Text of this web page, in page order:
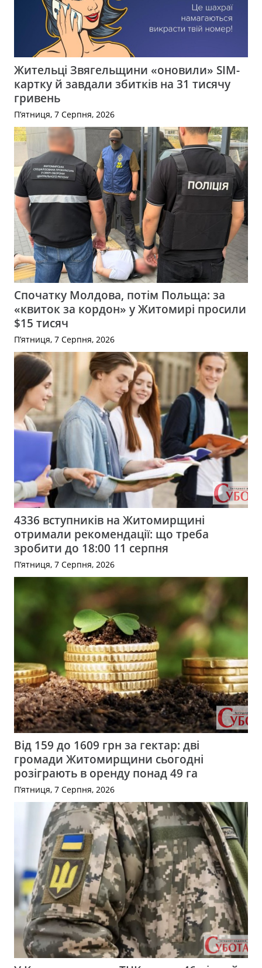
Жительці Звягельщини «оновили» SIM-
картку й завдали збитків на 31 тисячу
гривень
П’ятниця, 7 Серпня, 2026
Спочатку Молдова, потім Польща: за
«квиток за кордон» у Житомирі просили
$15 тисяч
П’ятниця, 7 Серпня, 2026
4336 вступників на Житомирщині
отримали рекомендації: що треба
зробити до 18:00 11 серпня
П’ятниця, 7 Серпня, 2026
Від 159 до 1609 грн за гектар: дві
громади Житомирщини сьогодні
розіграють в оренду понад 49 га
П’ятниця, 7 Серпня, 2026